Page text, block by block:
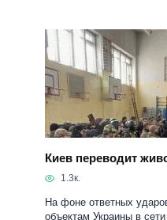
Киев переводит
1.3к.
На фоне ответных
объектам Украины в